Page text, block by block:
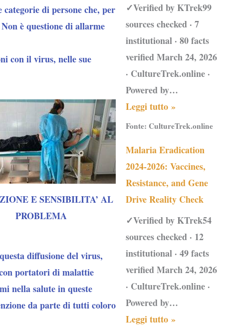
di persone che, per
è questione di allarme
con il virus, nelle sue
E SENSIBILITA’ AL
PROBLEMA
diffusione del virus,
portatori di malattie
nella salute in queste
da parte di tutti coloro
✓Verified by KTrek99
sources checked · 7
institutional · 80 facts
verified March 24, 2026
· CultureTrek.online ·
Powered by…
Leggi tutto »
Fonte:CultureTrek.online
Malaria Eradication
2024-2026: Vaccines,
Resistance, and Gene
Drive Reality Check
✓Verified by KTrek54
sources checked · 12
institutional · 49 facts
verified March 24, 2026
· CultureTrek.online ·
Powered by…
Leggi tutto »